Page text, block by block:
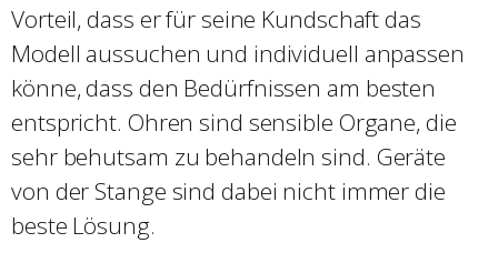
Vorteil, dass er für seine Kundschaft das
Modell aussuchen und individuell anpassen
könne, dass den Bedürfnissen am besten
entspricht. Ohren sind sensible Organe, die
sehr behutsam zu behandeln sind. Geräte
von der Stange sind dabei nicht immer die
beste Lösung.